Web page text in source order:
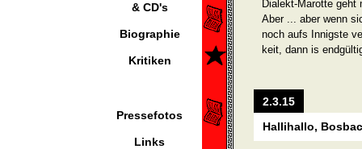
& CD's
Biographie
Kritiken
Pressefotos
Links
Dialekt-Marotte
Aber ... aber wenn
noch aufs Innigste
keit, dann is
2.3.15
Hallihallo,